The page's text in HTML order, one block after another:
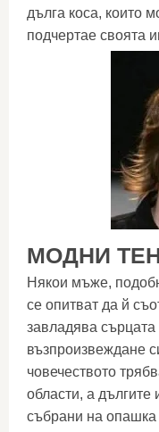
дълга коса, които
подчертае своята
МОДНИ
Някои мъже,
се опитват да й
завладява
възпроизвеждане
човечеството
области, а
събрани на